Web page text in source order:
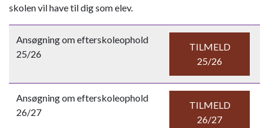
skolen vil have til dig som elev.
Ansøgning om efterskoleophold
25/26
TILMELD
25/26
Ansøgning om efterskoleophold
26/27
TILMELD
26/27